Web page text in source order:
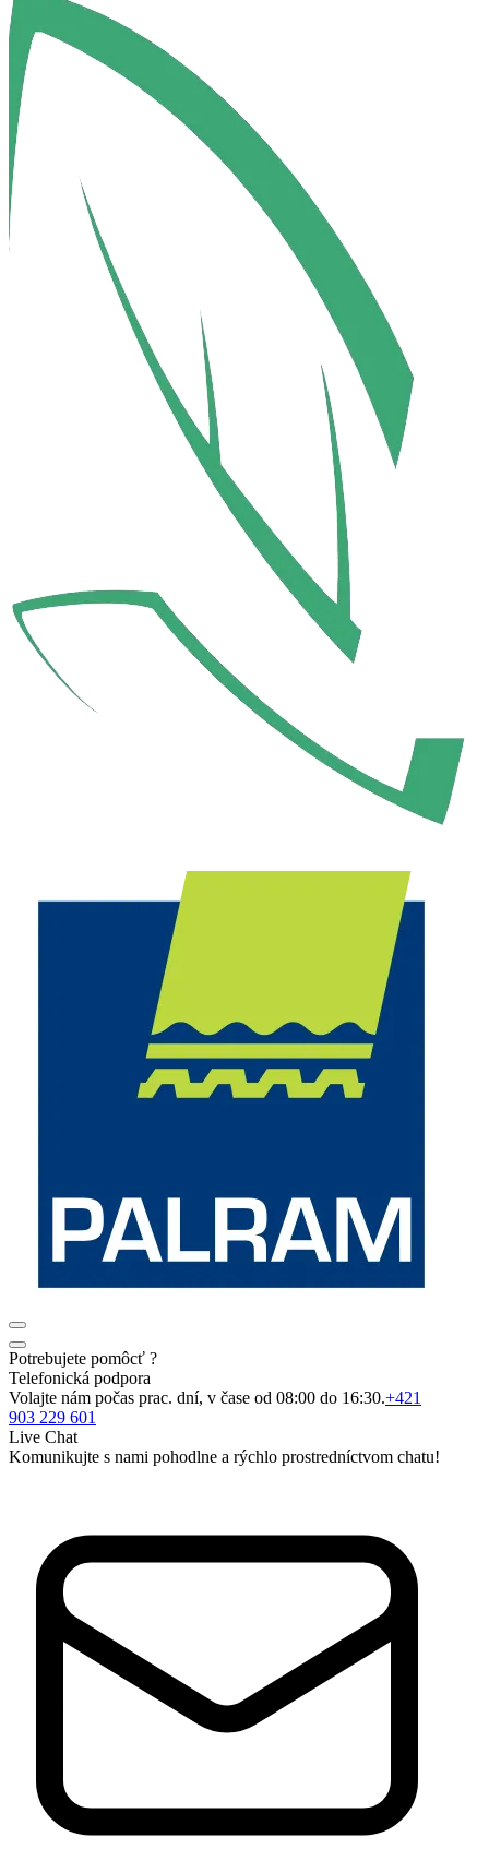
Potrebujete pomôcť ?
Telefonická podpora
Volajte nám počas prac. dní, v čase od 08:00 do 16:30.+421
903 229 601
Live Chat
Komunikujte s nami pohodlne a rýchlo prostredníctvom chatu!